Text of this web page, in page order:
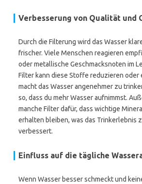
Verbesserung von Qualität und
Durch die Filterung wird das Wasser
frischer. Viele Menschen reagieren
oder metallische Geschmacksnoten im
Filter kann diese Stoffe reduzieren oder
macht das Wasser angenehmer zu
so, dass du mehr Wasser aufnimmst.
manche Filter dafür, dass wichtige
erhalten bleiben, was das Trinkerlebnis
verbessert.
Einfluss auf die tägliche
Wenn Wasser besser schmeckt und